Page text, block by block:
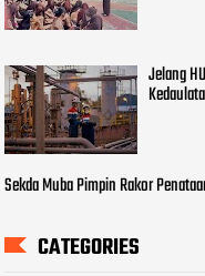
Jelang
Sekda Muba Pimpin Rakor
CATEGORIES